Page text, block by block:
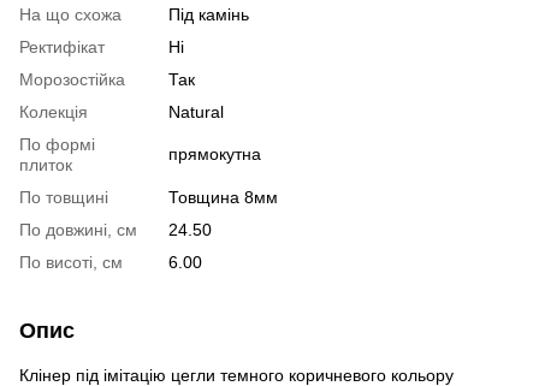
На що схожа
Під камінь
Ректифікат
Ні
Морозостійка
Так
Колекція
Natural
По формі
плиток
прямокутна
По товщині
Товщина 8мм
По довжині, см
24.50
По висоті, см
6.00
Опис
Клінер під імітацію цегли темного коричневого кольору